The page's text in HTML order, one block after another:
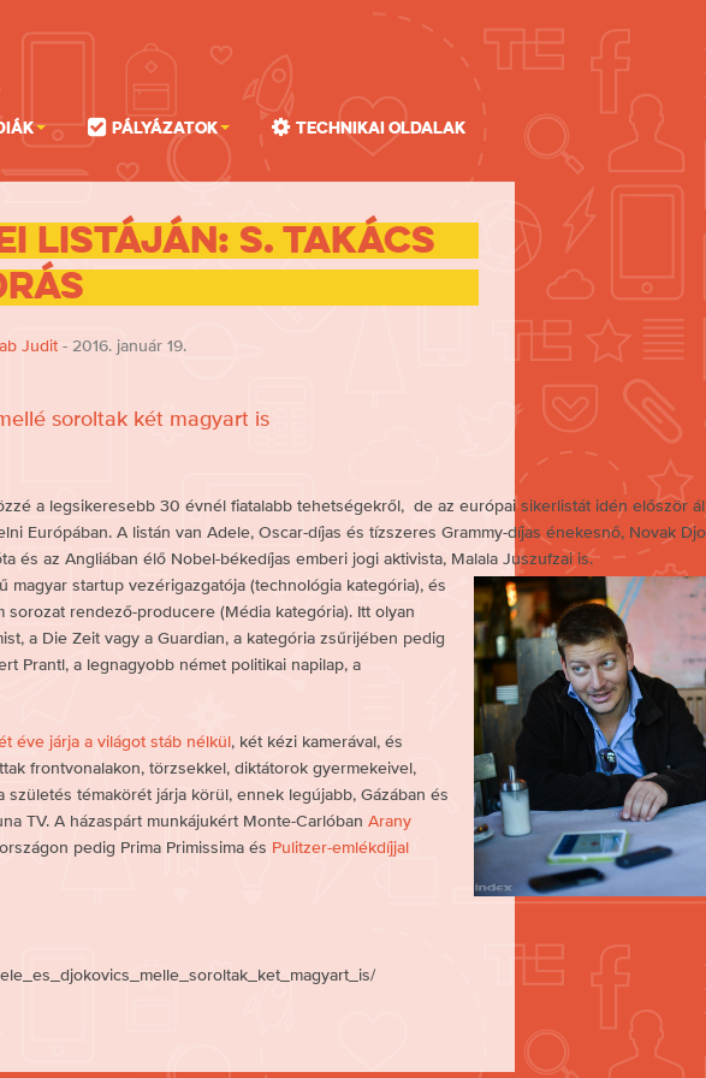
Pályázatok Technikai oldalak
listáján: S. Takács
Judit - 2016. január 19.
soroltak két magyart is
a legsikeresebb 30 évnél fiatalabb tehetségekről, de az európai sikerlistát idén először
Európában. A listán van Adele, Oscar-díjas és tízszeres Grammy-díjas énekesnő, Novak
és az Angliában élő Nobel-békedíjas emberi jogi aktivista, Malala Juszufzai is.
magyar startup vezérigazgatója (technológia kategória), és
sorozat rendező-producere (Média kategória). Itt olyan
a Die Zeit vagy a Guardian, a kategória zsűrijében pedig
Prantl, a legnagyobb német politikai napilap, a
éve járja a világot stáb nélkül, két kézi kamerával, és
frontvonalakon, törzsekkel, diktátorok gyermekeivel,
témakörét járja körül, ennek legújabb, Gázában és
TV. A házaspárt munkájukért Monte-Carlóban Arany
pedig Prima Primissima és Pulitzer-emlékdíjjal